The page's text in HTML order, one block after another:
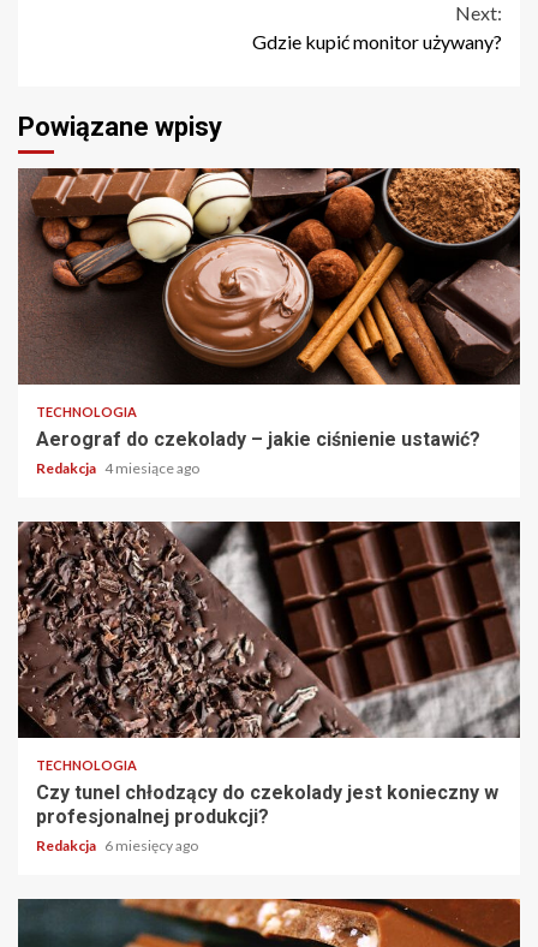
Next:
Gdzie kupić monitor używany?
Powiązane wpisy
TECHNOLOGIA
Aerograf do czekolady – jakie ciśnienie ustawić?
Redakcja 4 miesiące ago
TECHNOLOGIA
Czy tunel chłodzący do czekolady jest konieczny w
profesjonalnej produkcji?
Redakcja 6 miesięcy ago